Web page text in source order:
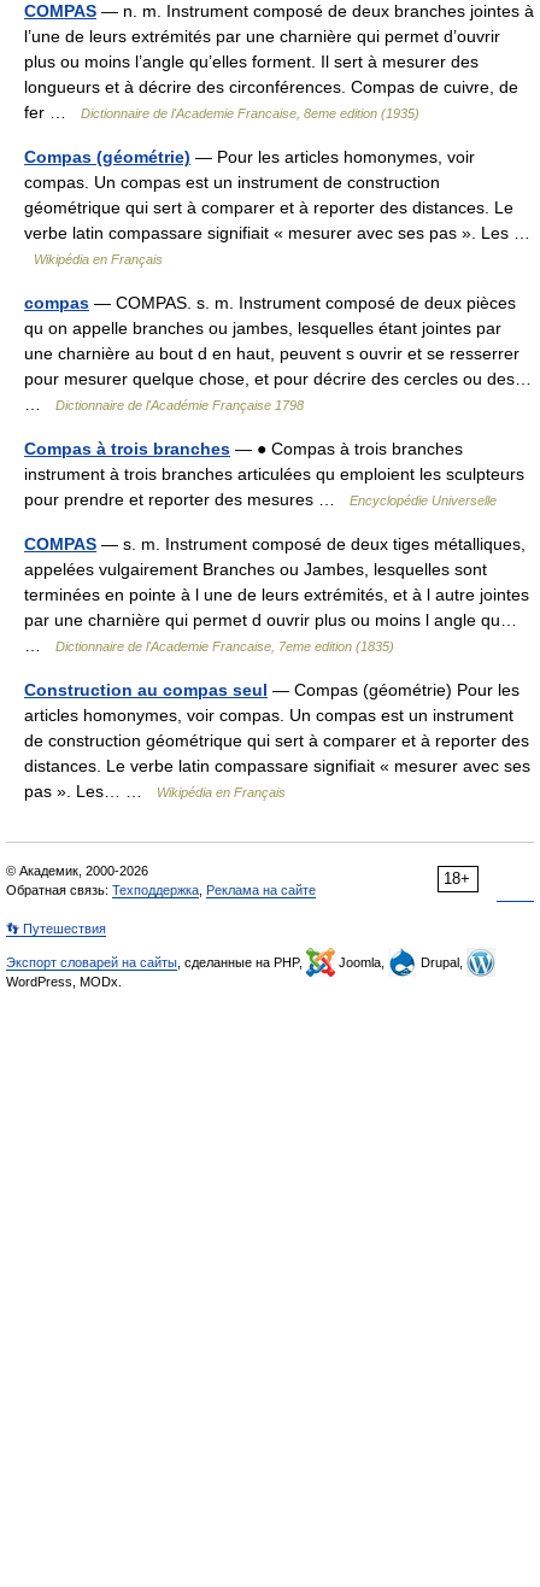
COMPAS — n. m. Instrument composé de deux branches jointes à
l’une de leurs extrémités par une charnière qui permet d’ouvrir
plus ou moins l’angle qu’elles forment. Il sert à mesurer des
longueurs et à décrire des circonférences. Compas de cuivre, de
fer …
Dictionnaire de l'Academie Francaise, 8eme edition (1935)
Compas (géométrie) — Pour les articles homonymes, voir
compas. Un compas est un instrument de construction
géométrique qui sert à comparer et à reporter des distances. Le
verbe latin compassare signifiait « mesurer avec ses pas ». Les …
Wikipédia en Français
compas — COMPAS. s. m. Instrument composé de deux pièces
qu on appelle branches ou jambes, lesquelles étant jointes par
une charnière au bout d en haut, peuvent s ouvrir et se resserrer
pour mesurer quelque chose, et pour décrire des cercles ou des…
Dictionnaire de l'Académie Française 1798
Compas à trois branches — ● Compas à trois branches
instrument à trois branches articulées qu emploient les sculpteurs
pour prendre et reporter des mesures …
Encyclopédie Universelle
COMPAS — s. m. Instrument composé de deux tiges métalliques,
appelées vulgairement Branches ou Jambes, lesquelles sont
terminées en pointe à l une de leurs extrémités, et à l autre jointes
par une charnière qui permet d ouvrir plus ou moins l angle qu…
Dictionnaire de l'Academie Francaise, 7eme edition (1835)
Construction au compas seul — Compas (géométrie) Pour les
articles homonymes, voir compas. Un compas est un instrument
de construction géométrique qui sert à comparer et à reporter des
distances. Le verbe latin compassare signifiait « mesurer avec ses
pas ». Les… …
Wikipédia en Français
18+
© Академик, 2000-2026
Обратная связь: Техподдержка Реклама на сайте
👣 Путешествия
Экспорт словарей на сайты , сделанные на PHP, Joomla,
Drupal,
WordPress, MODx.